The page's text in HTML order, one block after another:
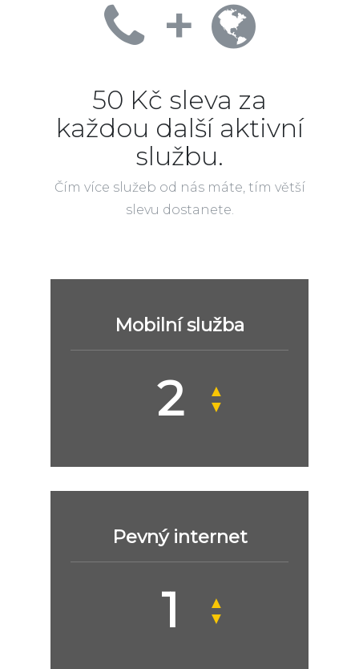
+
50 Kč sleva za
každou další aktivní
službu.
Čím více služeb od nás máte, tím větší
slevu dostanete.
Mobilní služba
▲
▼
Pevný internet
▲
▼